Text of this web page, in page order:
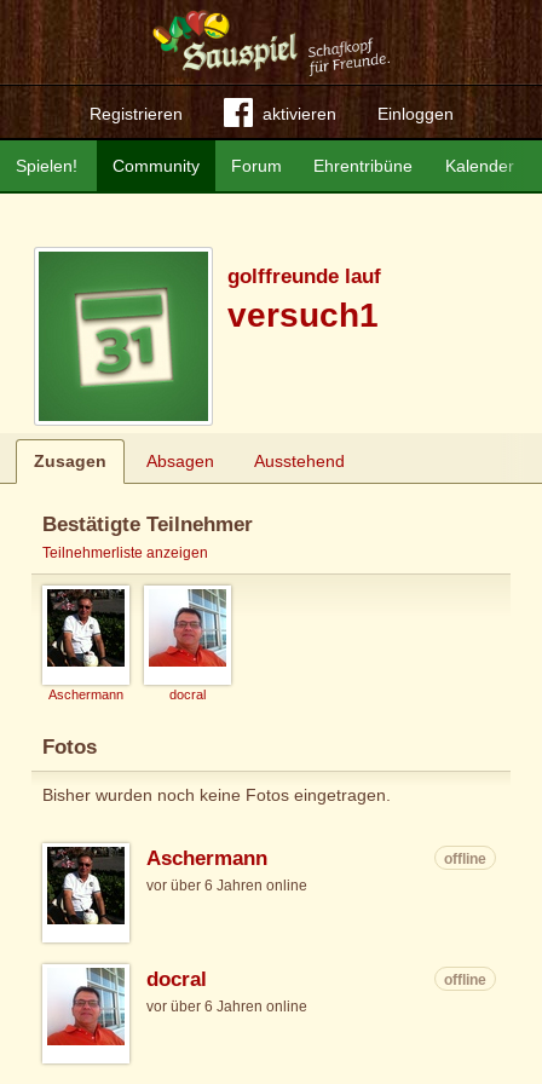
Registrieren aktivieren Einloggen
Community Forum Ehrentribüne Kalender
Spielen!
golffreunde lauf
versuch1
Zusagen Absagen Ausstehend
Bestätigte Teilnehmer
Teilnehmerliste anzeigen
Aschermann docral
Fotos
Bisher wurden noch keine Fotos eingetragen.
Aschermann
offline
vor über 6 Jahren online
docral
offline
vor über 6 Jahren online